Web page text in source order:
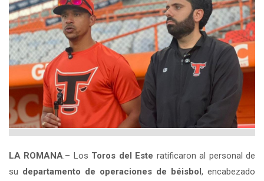
LA ROMANA.– Los Toros del Este ratificaron al personal de
su departamento de operaciones de béisbol, encabezado